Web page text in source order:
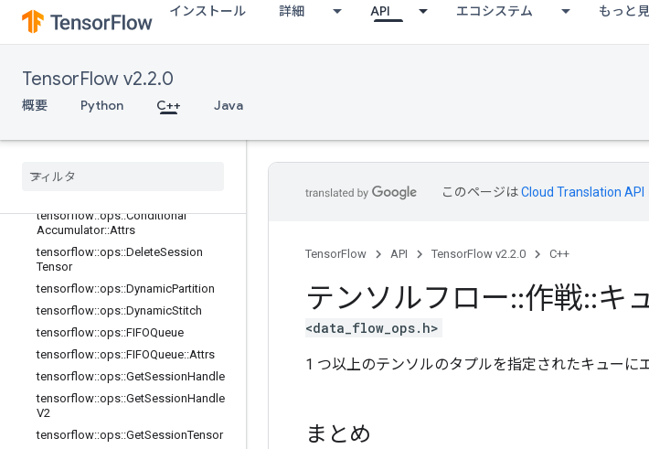
インストール 詳細 API エコシステム もっと
TensorFlow v2.2.0
概要 Python C++ Java
tensorflow::ops::BarrierClose::Attrs
tensorflow::ops::BarrierInsertMany
tensorflow::ops::BarrierReadySize
tensorflow::ops::BarrierTakeMany::
tensorflow
tensorflow::ops::Conditional
Accumulator::Attrs
tensorflow::ops::DeleteSession
Tensor
tensorflow::ops::DynamicPartition
tensorflow::ops::DynamicStitch
tensorflow::ops::FIFOQueue
tensorflow::ops::FIFOQueue::Attrs
tensorflow::ops::GetSessionHandle
tensorflow::ops::GetSessionHandle
V2
tensorflow::ops::GetSessionTensor
このページはCloud Translation API
TensorFlow API TensorFlow v2.2.0 C++
テンソルフロー::作戦::キ
<data_flow_ops.h>
1 つ以上のテンソルのタプルを指定されたキューに
まとめ